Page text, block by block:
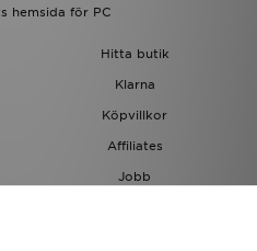
hemsida för PC
Hitta butik
Klarna
Köpvillkor
Affiliates
Jobb